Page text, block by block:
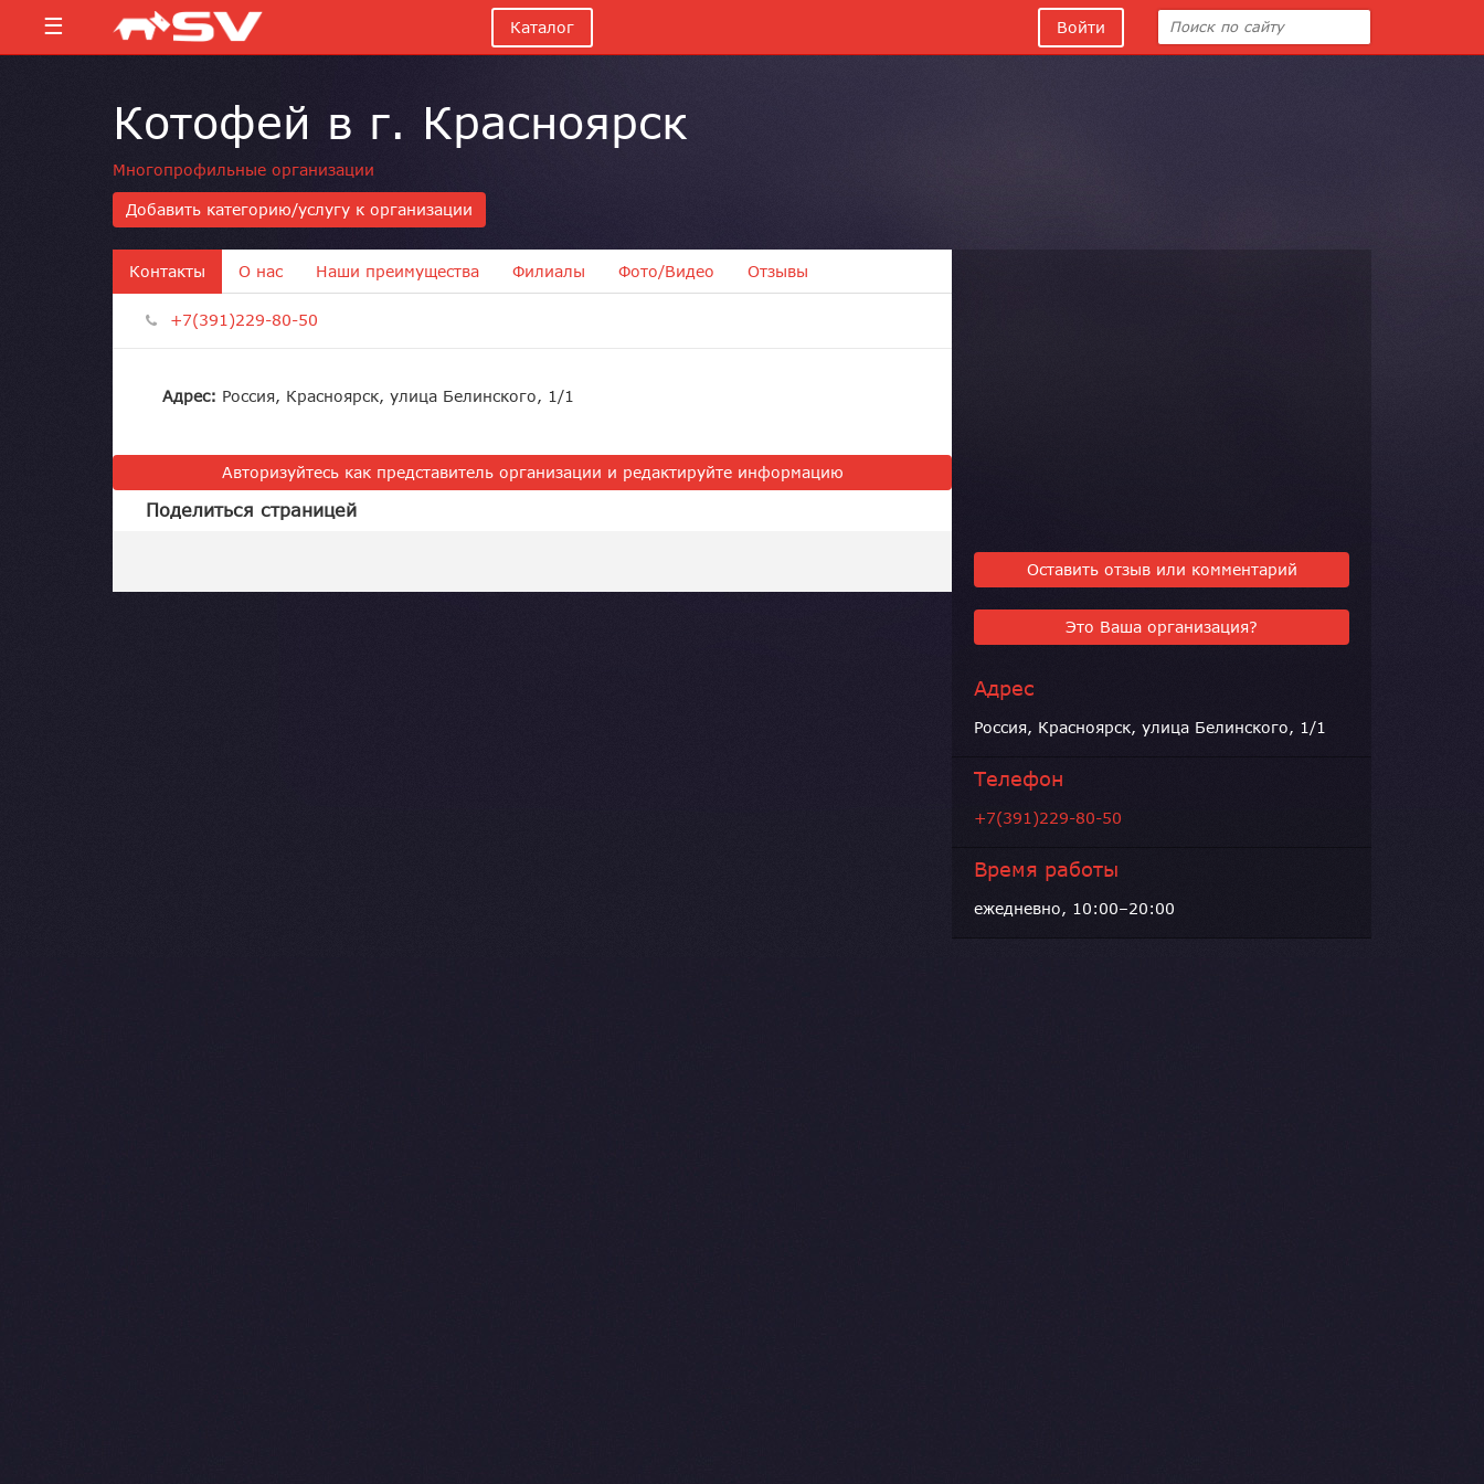
☰ Каталог Войти
Котофей в г. Красноярск
Многопрофильные организации
Добавить категорию/услугу к организации
Контакты О нас Наши преимущества Филиалы Фото/Видео Отзывы
+7(391)229-80-50
Адрес: Россия, Красноярск, улица Белинского, 1/1
Авторизуйтесь как представитель организации и редактируйте информацию
Поделиться страницей
Оставить отзыв или комментарий
Это Ваша организация?
Адрес
Россия, Красноярск, улица Белинского, 1/1
Телефон
+7(391)229-80-50
Время работы
ежедневно, 10:00–20:00